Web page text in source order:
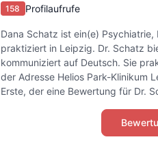
158 Profilaufrufe
Dana Schatz ist ein(e)
praktiziert in Leipzig. Dr. Schatz
kommuniziert auf Deutsch. Sie
der Adresse Helios Park-Klinikum
Erste, der eine Bewertung für Dr.